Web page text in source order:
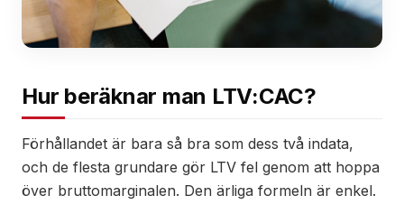
Hur beräknar man LTV:CAC?
Förhållandet är bara så bra som dess två indata,
och de flesta grundare gör LTV fel genom att hoppa
över bruttomarginalen. Den ärliga formeln är enkel.